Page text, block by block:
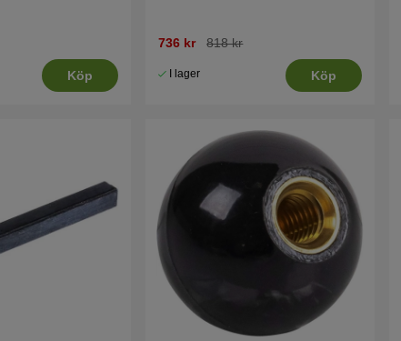
Köp
736 kr 818 kr
I lager Köp